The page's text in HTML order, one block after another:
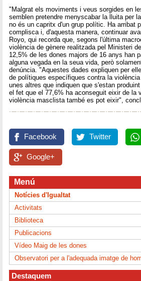
"Malgrat els moviments i veus sorgides en
semblen pretendre menyscabar la lluita per
no és un capritx d'un grup polític. Ha arribat
complisca i, d'aquesta manera, continuar
Royo, qui recorda que, segons l'última
violència de gènere realitzada pel Ministeri
12,5% de les dones majors de 16 anys han
alguna vegada en la seua vida, però
denúncia. "Aquestes dades expliquen per
de polítiques específiques contra la
unes altres que indiquen que s'estan
el fet que el 77,6% ha aconseguit eixir de la
violència masclista també es pot eixir",
Facebook Twitter
Google+
Menú
Notícies d'Igualtat
Activitats
Biblioteca
Publicacions
Vídeo Maig de les dones
Observatori per a l'adequada imatge de
Destaquem